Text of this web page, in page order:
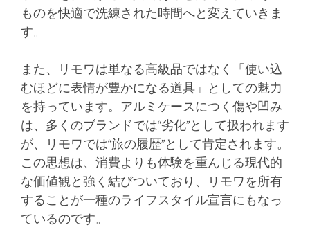
ものを快適で洗練された時間へと変えていきま
す。
また、リモワは単なる高級品ではなく「使い込
むほどに表情が豊かになる道具」としての魅力
を持っています。アルミケースにつく傷や凹み
は、多くのブランドでは“劣化”として扱われます
が、リモワでは“旅の履歴”として肯定されます。
この思想は、消費よりも体験を重んじる現代的
な価値観と強く結びついており、リモワを所有
することが一種のライフスタイル宣言にもなっ
ているのです。